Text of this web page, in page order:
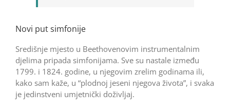
Novi put simfonije
Središnje mjesto u Beethovenovim instrumentalnim
djelima pripada simfonijama. Sve su nastale između
1799. i 1824. godine, u njegovim zrelim godinama ili,
kako sam kaže, u “plodnoj jeseni njegova života”, i svaka
je jedinstveni umjetnički doživljaj.